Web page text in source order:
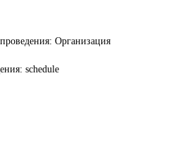
Организация
schedule